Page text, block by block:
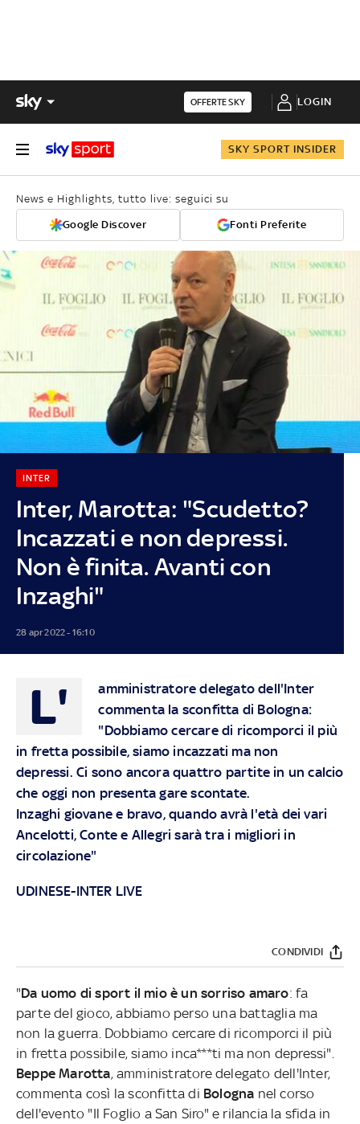
OFFERTE SKY LOGIN
SKY SPORT INSIDER
News e Highlights, tutto live: seguici su
Google Discover Fonti Preferite
Inter, Marotta: "Scudetto?
Incazzati e non depressi.
Non è finita. Avanti con
Inzaghi"
INTER
28 apr 2022 - 16:10
L'
amministratore delegato dell'Inter
commenta la sconfitta di Bologna:
"Dobbiamo cercare di ricomporci il più
in fretta possibile, siamo incazzati ma non
depressi. Ci sono ancora quattro partite in un calcio
che oggi non presenta gare scontate.
Inzaghi giovane e bravo, quando avrà l'età dei vari
Ancelotti, Conte e Allegri sarà tra i migliori in
circolazione"
UDINESE-INTER LIVE
CONDIVIDI
"Da uomo di sport il mio è un sorriso amaro: fa
parte del gioco, abbiamo perso una battaglia ma
non la guerra. Dobbiamo cercare di ricomporci il più
in fretta possibile, siamo inca***ti ma non depressi".
Beppe Marotta, amministratore delegato dell'Inter,
commenta così la sconfitta di Bologna nel corso
dell'evento "Il Foglio a San Siro" e rilancia la sfida in